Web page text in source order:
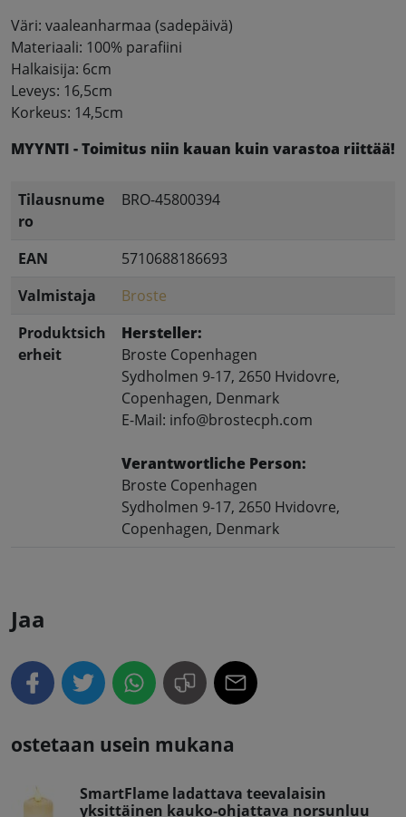
Väri: vaaleanharmaa (sadepäivä)
Materiaali: 100% parafiini
Halkaisija: 6cm
Leveys: 16,5cm
Korkeus: 14,5cm
MYYNTI - Toimitus niin kauan kuin varastoa riittää!
Tilausnume
ro
BRO-45800394
EAN
5710688186693
Valmistaja
Broste
Produktsich
erheit
Hersteller:
Broste Copenhagen
Sydholmen 9-17, 2650 Hvidovre,
Copenhagen, Denmark
E-Mail: info@brostecph.com
Verantwortliche Person:
Broste Copenhagen
Sydholmen 9-17, 2650 Hvidovre,
Copenhagen, Denmark
Jaa
ostetaan usein mukana
SmartFlame ladattava teevalaisin
yksittäinen kauko-ohjattava norsunluu